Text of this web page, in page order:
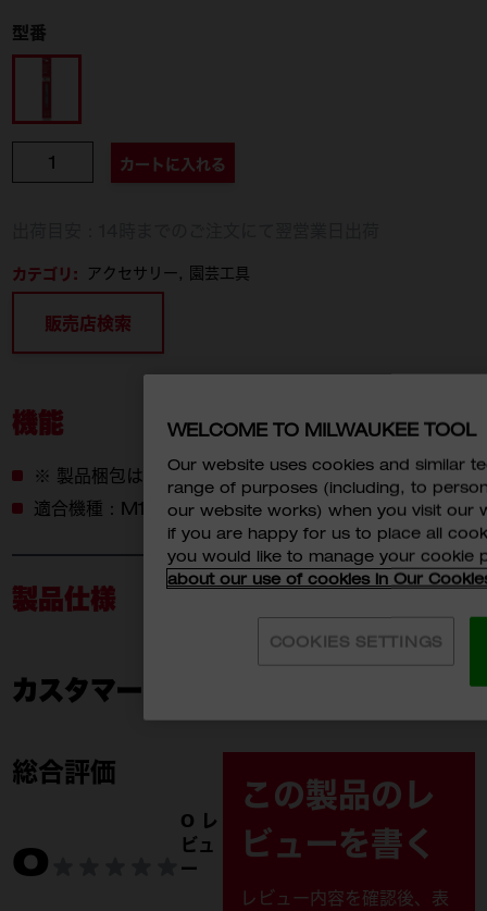
型番
カートに入れる
カテゴリ: アクセサリー 園芸工具
販売店検索
機能
※ 製品梱包は画像と異なる場合がございます。
適合機種：M18 FTHCHS35-0G0 JP
製品仕様
付属品
49-16-2745 (1)
ガイドバー長さ（mm） 356mm
8.3mm
カスタマーレビュー
総合評価
0
0 レ
ビュ
ー
この製品のレ
ビューを書く
レビュー内容を確認後、表
WELCOME TO MILWAUKEE TOOL
Our website uses cookies and similar
range of purposes (including, to
our website works) when you visit our
if you are happy for us to place all
you would like to manage your cookie
about our use of cookies in Our
COOKIES SETTINGS